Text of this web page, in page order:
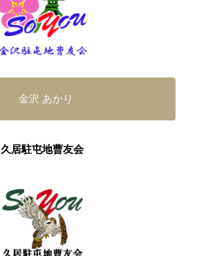
金沢 あかり
久居駐屯地曹友会